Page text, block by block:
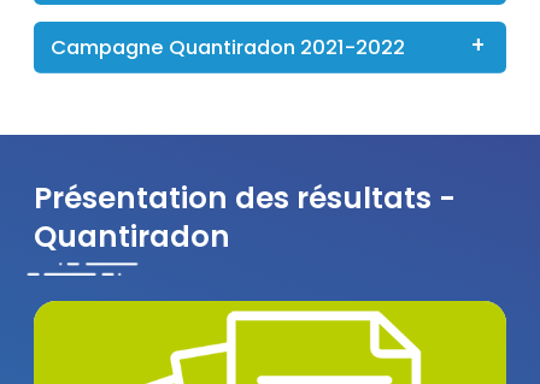
Campagne Quantiradon 2021-2022
Présentation des résultats -
Quantiradon
Rapport_quantiradon_2022-23 VF.pdf